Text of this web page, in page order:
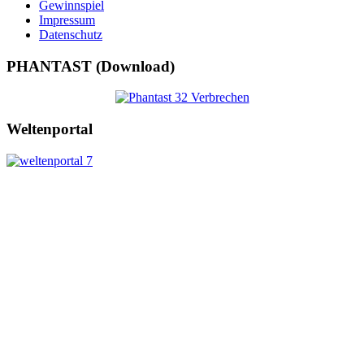
Gewinnspiel
Impressum
Datenschutz
PHANTAST (Download)
Weltenportal